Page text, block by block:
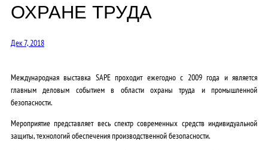
ОХРАНЕ ТРУДА
Дек 7, 2018
Международная выставка SAPE проходит ежегодно с 2009 года и является
главным деловым событием в области охраны труда и промышленной
безопасности.
Мероприятие представляет весь спектр современных средств индивидуальной
защиты, технологий обеспечения производственной безопасности.